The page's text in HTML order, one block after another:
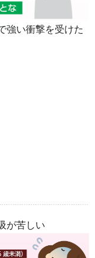
強い衝撃を受けた
が苦しい